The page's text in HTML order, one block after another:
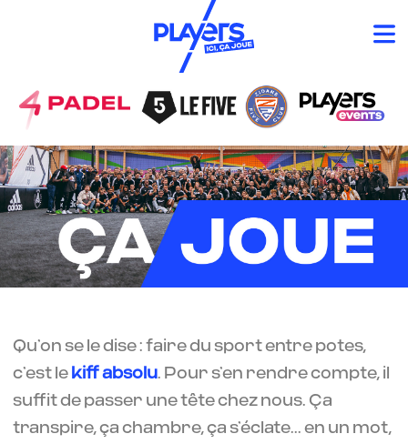
Qu’on se le dise : faire du sport entre potes,
c’est le kiff absolu. Pour s’en rendre compte, il
suffit de passer une tête chez nous. Ça
transpire, ça chambre, ça s’éclate... en un mot,